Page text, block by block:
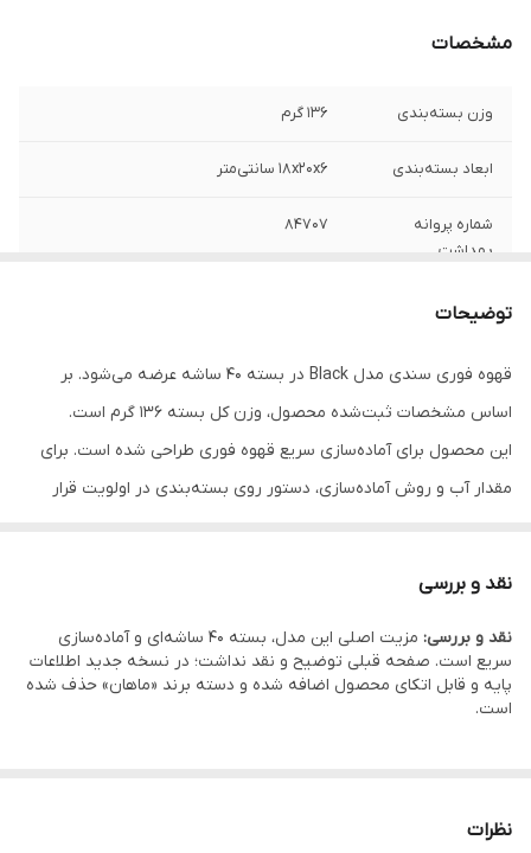
مشخصات
وزن بسته‌بندی 136 گرم
ابعاد بسته‌بندی 18x20x6 سانتی‌متر
شماره پروانه
بهداشت
84707
وزن
40 ساشه ای
توضیحات
قهوه فوری سندی مدل Black در بسته 40 ساشه عرضه می‌شود. بر
اساس مشخصات ثبت‌شده محصول، وزن کل بسته 136 گرم است.
این محصول برای آماده‌سازی سریع قهوه فوری طراحی شده است. برای
مقدار آب و روش آماده‌سازی، دستور روی بسته‌بندی در اولویت قرار
نقد و بررسی
نقد و بررسی:
مزیت اصلی این مدل، بسته 40 ساشه‌ای و آماده‌سازی
سریع است. صفحه قبلی توضیح و نقد نداشت؛ در نسخه جدید اطلاعات
پایه و قابل اتکای محصول اضافه شده و دسته برند «ماهان» حذف شده
است.
نظرات